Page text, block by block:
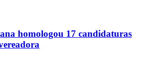
homologou 17 candidaturas